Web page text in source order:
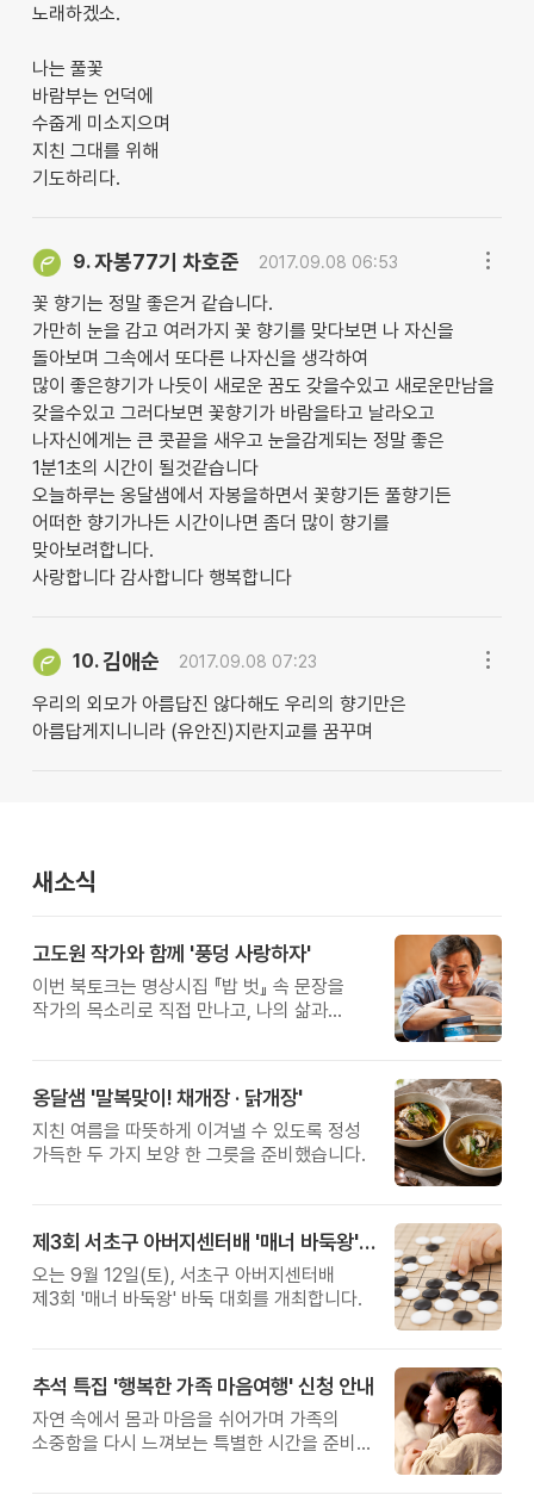
노래하겠소.
나는 풀꽃
바람부는 언덕에
수줍게 미소지으며
지친 그대를 위해
기도하리다.
9.자봉77기 차호준 2017.09.08 06:53
꽃 향기는 정말 좋은거 같습니다.
가만히 눈을 감고 여러가지 꽃 향기를 맞다보면 나 자신을
돌아보며 그속에서 또다른 나자신을 생각하여
많이 좋은향기가 나듯이 새로운 꿈도 갖을수있고 새로운만남을
갖을수있고 그러다보면 꽃향기가 바람을타고 날라오고
나자신에게는 큰 콧끝을 새우고 눈을감게되는 정말 좋은
1분1초의 시간이 될것같습니다
오늘하루는 옹달샘에서 자봉을하면서 꽃향기든 풀향기든
어떠한 향기가나든 시간이나면 좀더 많이 향기를
맞아보려합니다.
사랑합니다 감사합니다 행복합니다
10.김애순 2017.09.08 07:23
우리의 외모가 아름답진 않다해도 우리의 향기만은
아름답게지니니라 (유안진)지란지교를 꿈꾸며
새소식
고도원 작가와 함께 '풍덩 사랑하자'
이번 북토크는 명상시집 『밥 벗』 속 문장을
작가의 목소리로 직접 만나고, 나의 삶과
옹달샘 '말복맞이! 채개장 · 닭개장'
지친 여름을 따뜻하게 이겨낼 수 있도록 정성
가득한 두 가지 보양 한 그릇을 준비했습니다.
제3회 서초구 아버지센터배 '매너 바둑왕' 대회
오는 9월 12일(토), 서초구 아버지센터배
제3회 '매너 바둑왕' 바둑 대회를 개최합니다.
추석 특집 '행복한 가족 마음여행' 신청 안내
자연 속에서 몸과 마음을 쉬어가며 가족의
소중함을 다시 느껴보는 특별한 시간을 준비해